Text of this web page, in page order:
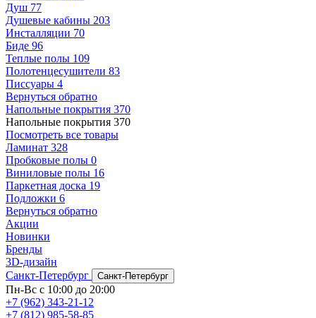
Душ 77
Душевые кабины 203
Инсталляции 70
Биде 96
Теплые полы 109
Полотенцесушители 83
Писсуары 4
Вернуться обратно
Напольные покрытия 370
Напольные покрытия 370
Посмотреть все товары
Ламинат 328
Пробковые полы 0
Виниловые полы 16
Паркетная доска 19
Подложки 6
Вернуться обратно
Акции
Новинки
Бренды
3D-дизайн
Санкт-Петербург
Санкт-Петербург
Пн-Вс с 10:00 до 20:00
+7 (962) 343-21-12
+7 (812) 985-58-85